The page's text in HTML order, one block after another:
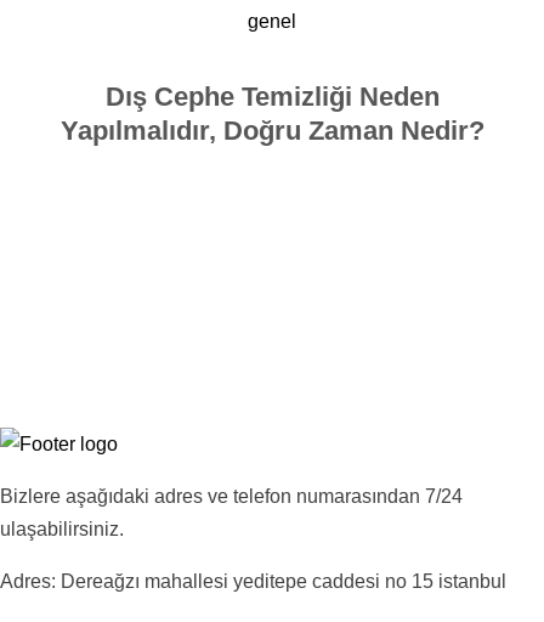
genel
Dış Cephe Temizliği Neden
Yapılmalıdır, Doğru Zaman Nedir?
Bizlere aşağıdaki adres ve telefon numarasından 7/24
ulaşabilirsiniz.
Adres: Dereağzı mahallesi yeditepe caddesi no 15 istanbul